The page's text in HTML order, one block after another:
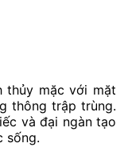
thủy mặc với mặt
thông trập trùng.
và đại ngàn tạo
sống.